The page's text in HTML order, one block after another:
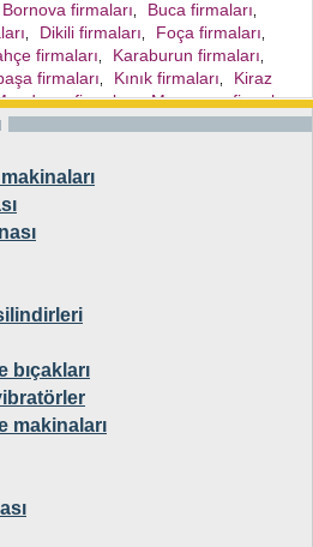
Bornova firmaları Buca firmaları
Dikili firmaları Foça firmaları
firmaları Karaburun firmaları
firmaları Kınık firmaları
Kiraz
firmaları, Menemen firmaları,
firmaları ,
bıçakları
makinaları